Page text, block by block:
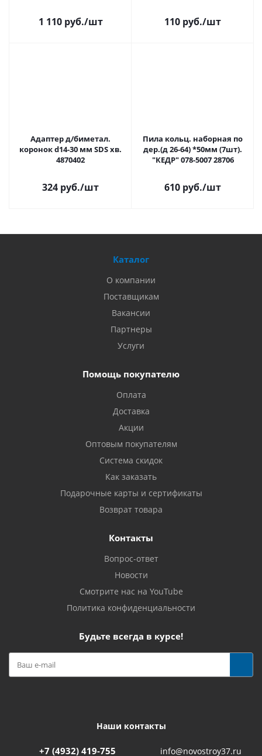
1 110 руб./шт 110 руб./шт
Адаптер д/биметал.
коронок d14-30 мм SDS хв.
4870402
324 руб./шт
Пила кольц. наборная по
дер.(д 26-64) *50мм (7шт).
"КЕДР" 078-5007 28706
610 руб./шт
Каталог
О компании
Поставщикам
Вакансии
Партнеры
Услуги
Помощь покупателю
Оплата
Доставка
Акции
Оптовым покупателям
Система скидок
Как заказать
Подарочные карты и сертификаты
Возврат товара
Контакты
Вопрос-ответ
Новости
Смотрите нас на YouTube
Политика конфиденциальности
Будьте всегда в курсе!
Наши контакты
+7 (4932) 419-755 info@novostroy37.ru